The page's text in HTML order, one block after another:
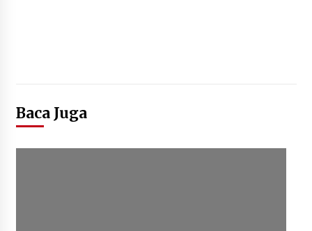
Baca Juga